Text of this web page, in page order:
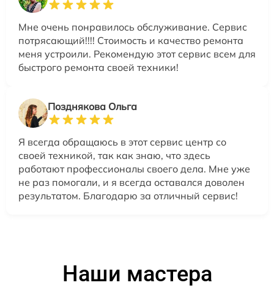
Мне очень понравилось обслуживание. Сервис
потрясающий!!!! Стоимость и качество ремонта
меня устроили. Рекомендую этот сервис всем для
быстрого ремонта своей техники!
Позднякова Ольга
Я всегда обращаюсь в этот сервис центр со
своей техникой, так как знаю, что здесь
работают профессионалы своего дела. Мне уже
не раз помогали, и я всегда оставался доволен
результатом. Благодарю за отличный сервис!
Наши мастера